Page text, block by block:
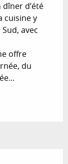
d’été
cuisine y
avec
offre
du